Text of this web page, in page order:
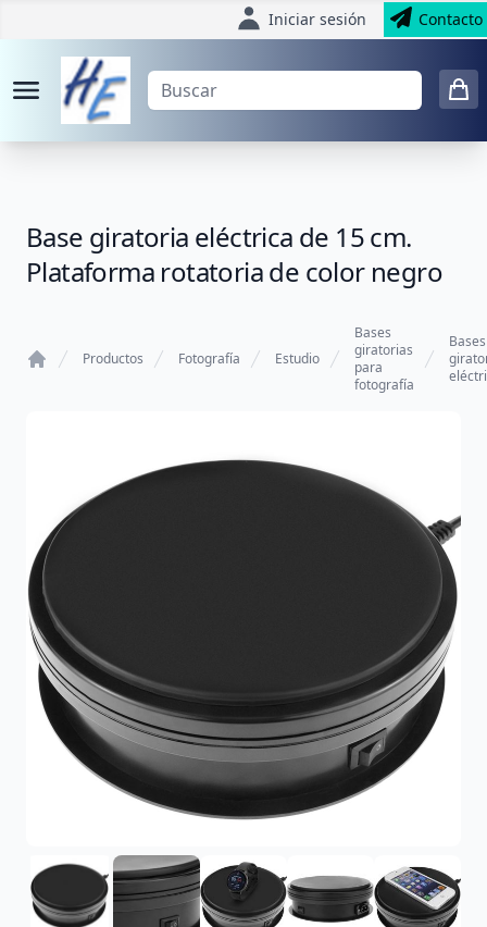
Iniciar sesión Contacto
Base giratoria eléctrica de 15 cm.
Plataforma rotatoria de color negro
Productos Fotografía Estudio
Bases
giratorias
para
fotografía
Bases